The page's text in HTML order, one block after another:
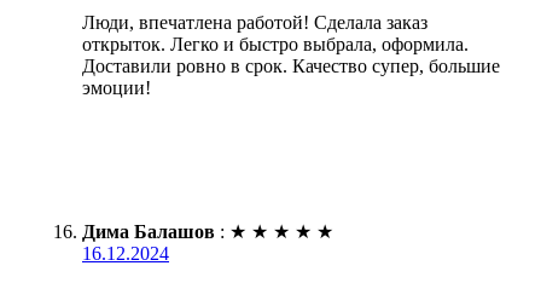
Люди, впечатлена работой! Сделала заказ
открыток. Легко и быстро выбрала, оформила.
Доставили ровно в срок. Качество супер, большие
эмоции!
Дима Балашов : ★ ★ ★ ★ ★
16.12.2024